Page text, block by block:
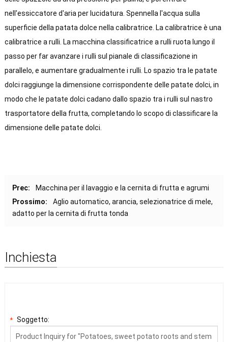
nell'essiccatore d'aria per lucidatura. Spennella l'acqua sulla
superficie della patata dolce nella calibratrice. La calibratrice è una
calibratrice a rulli. La macchina classificatrice a rulli ruota lungo il
passo per far avanzare i rulli sul pianale di classificazione in
parallelo, e aumentare gradualmente i rulli. Lo spazio tra le patate
dolci raggiunge la dimensione corrispondente delle patate dolci, in
modo che le patate dolci cadano dallo spazio tra i rulli sul nastro
trasportatore della frutta, completando lo scopo di classificare la
dimensione delle patate dolci.
Prec:
Macchina per il lavaggio e la cernita di frutta e agrumi
Prossimo:
Aglio automatico, arancia, selezionatrice di mele,
adatto per la cernita di frutta tonda
Inchiesta
* Soggetto: